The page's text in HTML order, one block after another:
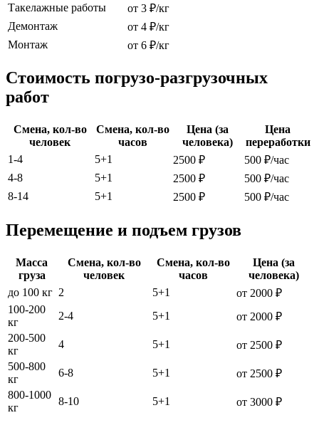
Такелажные работы
от 3 ₽/кг
Демонтаж
от 4 ₽/кг
Монтаж
от 6 ₽/кг
Стоимость погрузо-разгрузочных
работ
Смена, кол-во
человек
Смена, кол-во
часов
Цена (за
человека)
Цена
переработки
1-4
5+1 2500 ₽
500 ₽/час
4-8
5+1 2500 ₽
500 ₽/час
8-14
5+1 2500 ₽ 500 ₽/час
Перемещение и подъем грузов
Масса
груза
Смена, кол-во
человек
Смена, кол-во
часов
Цена (за
человека)
до 100 кг 2 5+1
от 2000 ₽
100-200
кг
2-4 5+1
от 2000 ₽
200-500
кг
4 5+1
от 2500 ₽
500-800
кг
6-8 5+1
от 2500 ₽
800-1000
кг
8-10 5+1 от 3000 ₽